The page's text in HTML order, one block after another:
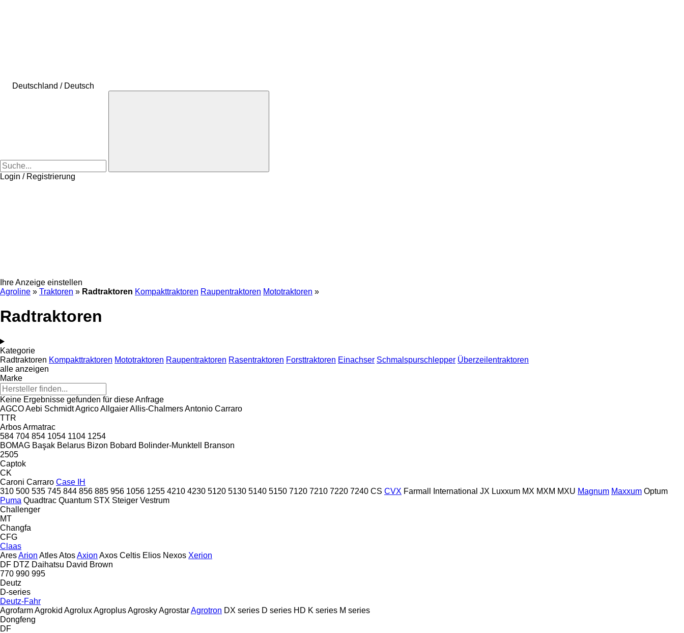
Deutschland / Deutsch
Login / Registrierung
Ihre Anzeige einstellen
Agroline » Traktoren » Radtraktoren Kompakttraktoren Raupentraktoren Mototraktoren »
Radtraktoren
Kategorie
Radtraktoren Kompakttraktoren Mototraktoren Raupentraktoren Rasentraktoren Forsttraktoren Einachser Schmalspurschlepper Überzeilentraktoren
alle anzeigen
Marke
Keine Ergebnisse gefunden für diese Anfrage
AGCOAebi SchmidtAgricoAllgaierAllis-ChalmersAntonio Carraro
TTR
ArbosArmatrac
584 704 854 1054 1104 1254
BOMAG Başak Belarus Bizon Bobard Bolinder-Munktell
Branson
2505
Captok
CK
Caroni Carraro Case IH
310 500 535 745 844 856 885 956 1056 1255 4210 4230 5120 5130 5140 5150 7120 7210 7220 7240 CS CVX Farmall International JX Luxxum MX MXM MXU Magnum Maxxum Optum
Puma Quadtrac Quantum STX Steiger Vestrum
Challenger
MT
Changfa
CFG
Claas
AresArion AtlesAtosAxion Axos Celtis Elios Nexos Xerion
DF DTZ Daihatsu David Brown
770 990 995
Deutz
D-series
Deutz-Fahr
AgrofarmAgrokid AgroluxAgroplusAgroskyAgrostarAgrotron DX series D series HD K series M series
Dongfeng
DF